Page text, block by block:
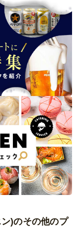
)のその他のプ